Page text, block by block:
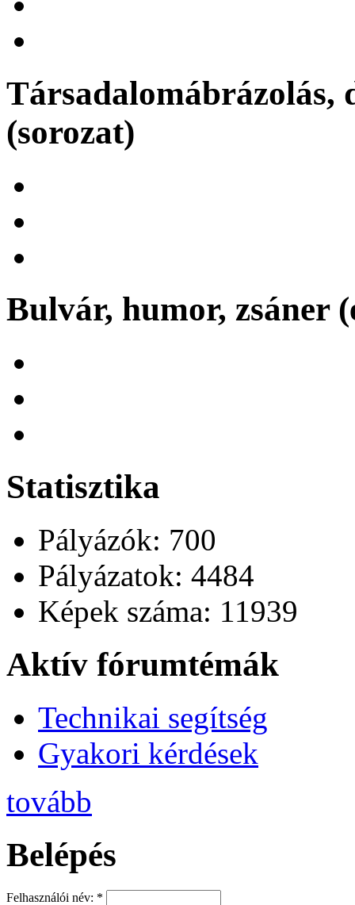
Társadalomábrázolás,
(sorozat)
Bulvár, humor, zsáner
Statisztika
Pályázók: 700
Pályázatok: 4484
Képek száma: 11939
Aktív fórumtémák
Technikai segítség
Gyakori kérdések
tovább
Belépés
Felhasználói név: *